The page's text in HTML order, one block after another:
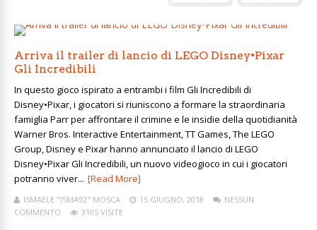
Arriva il trailer di lancio di LEGO Disney•Pixar
Gli Incredibili
In questo gioco ispirato a entrambi i film Gli Incredibili di
Disney•Pixar, i giocatori si riuniscono a formare la straordinaria
famiglia Parr per affrontare il crimine e le insidie della quotidianità
Warner Bros. Interactive Entertainment, TT Games, The LEGO
Group, Disney e Pixar hanno annunciato il lancio di LEGO
Disney•Pixar Gli Incredibili, un nuovo videogioco in cui i giocatori
potranno viver... [Read More]
ISMAELE "ISMA92" MOSCA 15 GIUGNO, 2018
NESSUN
COMMENTO
3105 VISITE